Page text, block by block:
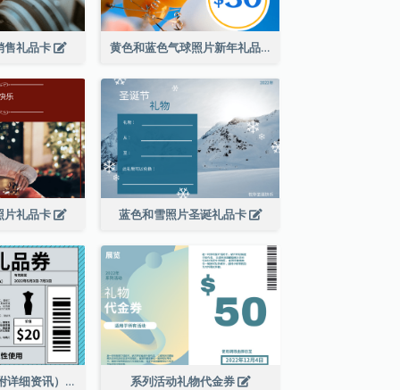
售礼品卡 黄色和蓝色气球照片新年礼品卡
片礼品卡 蓝色和雪照片圣诞礼品卡
服装店礼品券（附详细资讯） 系列活动礼物代金券